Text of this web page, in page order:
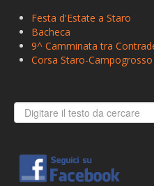
> 3' Camminata tra
> 4' Camminata tra
> 21° Trofeo d'Estate di
> 22° Pellegrinaggio
> 6' Camminata tra
Festa d'Estate a Staro
Bacheca
9^ Camminata tra
Corsa Staro-Campogrosso